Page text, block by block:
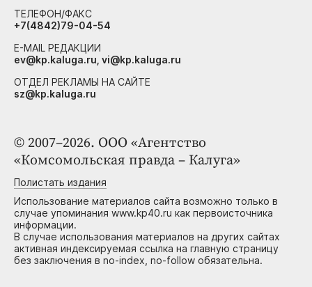
© 2007–2026. ООО «Агентство
«Комсомольская правда – Калуга»
Полистать издания
Использование материалов сайта возможно только в
случае упоминания www.kp40.ru как первоисточника
информации.
В случае использования материалов на других сайтах
активная индексируемая ссылка на главную страницу
без заключения в no-index, no-follow обязательна.
ТЕЛЕФОН/ФАКС
+7(4842)79-04-54
E-MAIL РЕДАКЦИИ
ev@kp.kaluga.ru, vi@kp.kaluga.ru
ОТДЕЛ РЕКЛАМЫ НА САЙТЕ
sz@kp.kaluga.ru